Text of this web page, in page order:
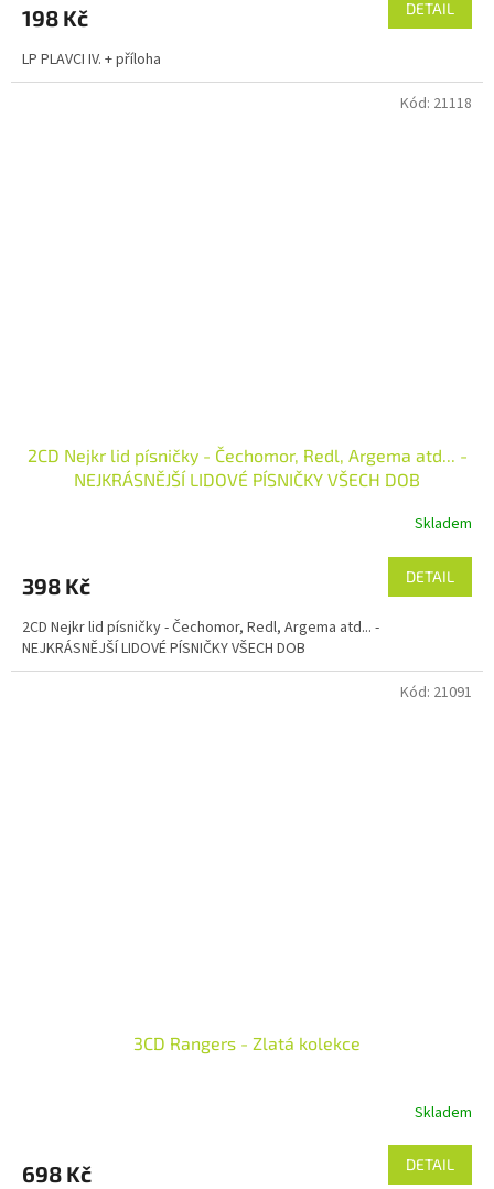
198 Kč DETAIL
LP PLAVCI IV. + příloha
2CD Nejkr lid písničky - Čechomor, Redl, Argema atd... -
NEJKRÁSNĚJŠÍ LIDOVÉ PÍSNIČKY VŠECH DOB
Skladem
398 Kč DETAIL
2CD Nejkr lid písničky - Čechomor, Redl, Argema atd... -
NEJKRÁSNĚJŠÍ LIDOVÉ PÍSNIČKY VŠECH DOB
Kód: 21118
3CD Rangers - Zlatá kolekce
Skladem
698 Kč DETAIL
Kód: 21091